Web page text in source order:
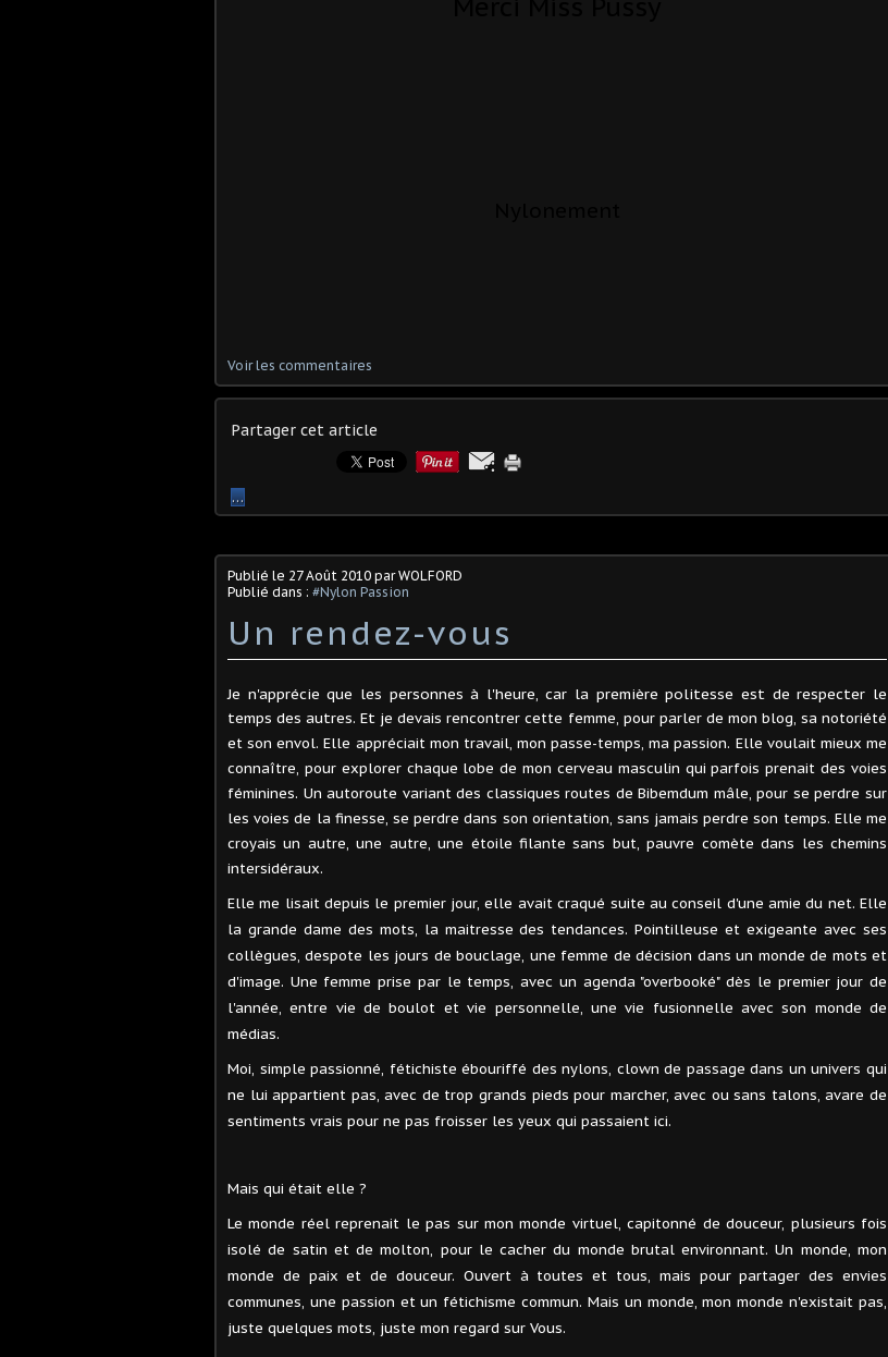
Voir les commentaires
Partager cet article
…
Publié le 27 Août 2010 par WOLFORD
Publié dans : #Nylon Passion
Un rendez-vous
Je n'apprécie que les personnes à l'heure, car la première politesse est de respecter le
temps des autres. Et je devais rencontrer cette femme, pour parler de mon blog, sa notoriété
et son envol. Elle appréciait mon travail, mon passe-temps, ma passion. Elle voulait mieux me
connaître, pour explorer chaque lobe de mon cerveau masculin qui parfois prenait des voies
féminines. Un autoroute variant des classiques routes de Bibemdum mâle, pour se perdre sur
les voies de la finesse, se perdre dans son orientation, sans jamais perdre son temps. Elle me
croyais un autre, une autre, une étoile filante sans but, pauvre comète dans les chemins
intersidéraux.
Elle me lisait depuis le premier jour, elle avait craqué suite au conseil d'une amie du net. Elle
la grande dame des mots, la maitresse des tendances. Pointilleuse et exigeante avec ses
collègues, despote les jours de bouclage, une femme de décision dans un monde de mots et
d'image. Une femme prise par le temps, avec un agenda "overbooké" dès le premier jour de
l'année, entre vie de boulot et vie personnelle, une vie fusionnelle avec son monde de
médias.
Moi, simple passionné, fétichiste ébouriffé des nylons, clown de passage dans un univers qui
ne lui appartient pas, avec de trop grands pieds pour marcher, avec ou sans talons, avare de
sentiments vrais pour ne pas froisser les yeux qui passaient ici.
Mais qui était elle ?
Le monde réel reprenait le pas sur mon monde virtuel, capitonné de douceur, plusieurs fois
isolé de satin et de molton, pour le cacher du monde brutal environnant. Un monde, mon
monde de paix et de douceur. Ouvert à toutes et tous, mais pour partager des envies
communes, une passion et un fétichisme commun. Mais un monde, mon monde n'existait pas,
juste quelques mots, juste mon regard sur Vous.